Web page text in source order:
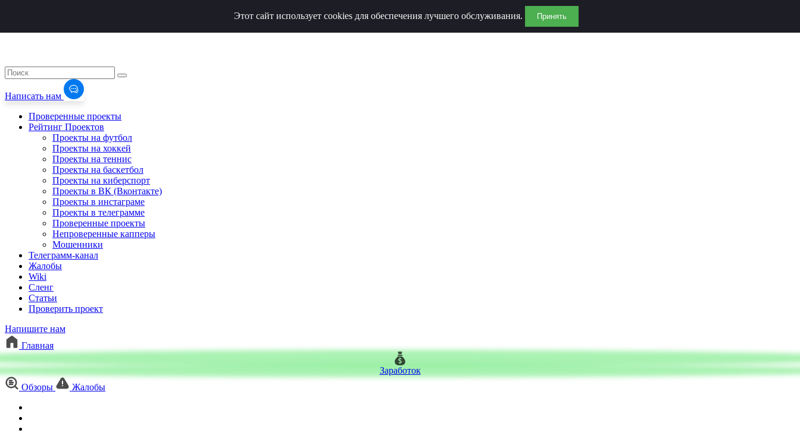
Написать нам
Проверенные проекты
Рейтинг Проектов
Проекты на футбол
Проекты на хоккей
Проекты на теннис
Проекты на баскетбол
Проекты на киберспорт
Проекты в ВК (Вконтакте)
Проекты в инстаграме
Проекты в телеграмме
Проверенные проекты
Непроверенные капперы
Мошенники
Телеграмм-канал
Жалобы
Wiki
Сленг
Статьи
Проверить проект
Напишите нам
Главная
Заработок
Обзоры
Жалобы
Этот сайт использует cookies для обеспечения лучшего обслуживания. Принять